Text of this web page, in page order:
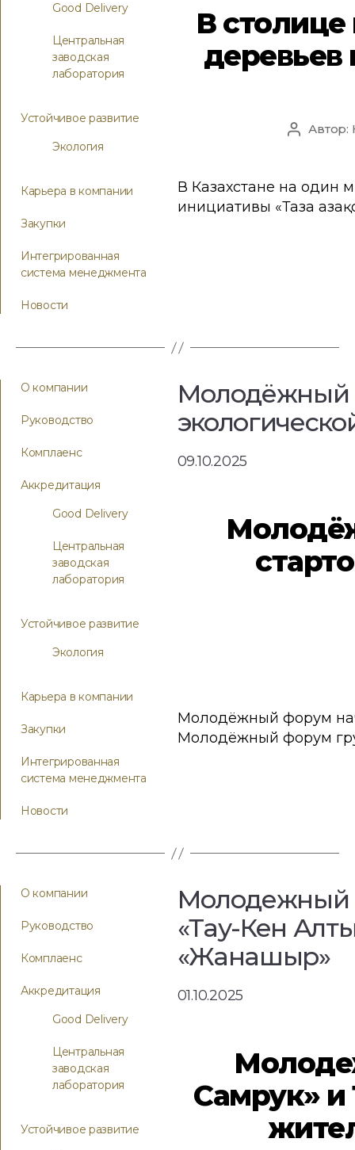
Good Delivery
Центральная
заводская
лаборатория
Устойчивое развитие
Экология
Карьера в компании
Закупки
Интегрированная
система менеджмента
Новости
В
Автор:
В Казахстане на один
инициативы «Таза
О компании
Руководство
Комплаенс
Аккредитация
Good Delivery
Центральная
заводская
лаборатория
Устойчивое развитие
Экология
Карьера в компании
Закупки
Интегрированная
система менеджмента
Новости
Молодёжный
09.10.2025
Молодёжный форум
Молодёжный форум
О компании
Руководство
Комплаенс
Аккредитация
Good Delivery
Центральная
заводская
лаборатория
Устойчивое развитие
Молодежный
«Тау-Кен
«Жанашыр»
01.10.2025
Самрук»